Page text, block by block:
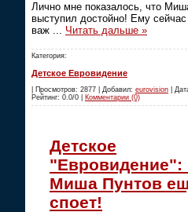
Лично мне показалось, что
выступил достойно! Ему
важ ... Читать дальше »
Категория:
Детское Евровидение
| Просмотров: 2877 | Добавил: eurovision |
Рейтинг: 0.0/0 | Комментарии (0)
Детское
Миша Пунтов
споет!